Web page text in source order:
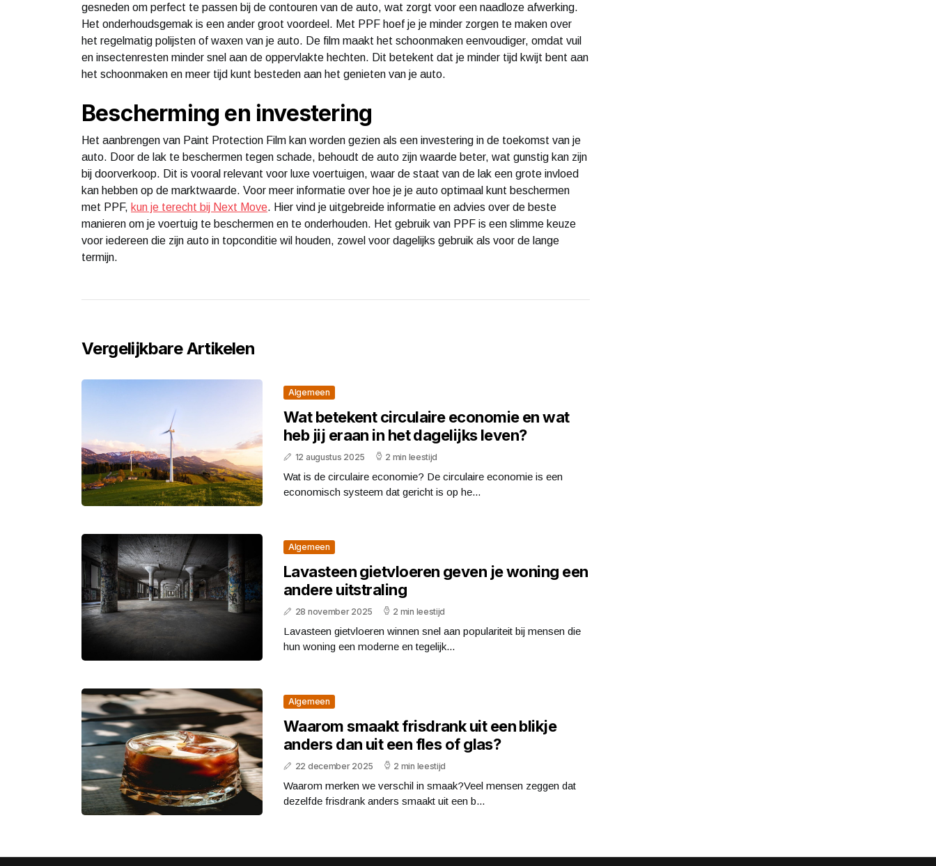
gesneden om perfect te passen bij de contouren van de auto, wat zorgt voor een naadloze afwerking.
Het onderhoudsgemak is een ander groot voordeel. Met PPF hoef je je minder zorgen te maken over
het regelmatig polijsten of waxen van je auto. De film maakt het schoonmaken eenvoudiger, omdat vuil
en insectenresten minder snel aan de oppervlakte hechten. Dit betekent dat je minder tijd kwijt bent aan
het schoonmaken en meer tijd kunt besteden aan het genieten van je auto.
Bescherming en investering
Het aanbrengen van Paint Protection Film kan worden gezien als een investering in de toekomst van je
auto. Door de lak te beschermen tegen schade, behoudt de auto zijn waarde beter, wat gunstig kan zijn
bij doorverkoop. Dit is vooral relevant voor luxe voertuigen, waar de staat van de lak een grote invloed
kan hebben op de marktwaarde. Voor meer informatie over hoe je je auto optimaal kunt beschermen
met PPF, kun je terecht bij Next Move. Hier vind je uitgebreide informatie en advies over de beste
manieren om je voertuig te beschermen en te onderhouden. Het gebruik van PPF is een slimme keuze
voor iedereen die zijn auto in topconditie wil houden, zowel voor dagelijks gebruik als voor de lange
termijn.
Vergelijkbare Artikelen
Algemeen
Wat betekent circulaire economie en wat
heb jij eraan in het dagelijks leven?
12 augustus 2025 2 min leestijd
Wat is de circulaire economie? De circulaire economie is een
economisch systeem dat gericht is op he...
Algemeen
Lavasteen gietvloeren geven je woning een
andere uitstraling
28 november 2025 2 min leestijd
Lavasteen gietvloeren winnen snel aan populariteit bij mensen die
hun woning een moderne en tegelijk...
Algemeen
Waarom smaakt frisdrank uit een blikje
anders dan uit een fles of glas?
22 december 2025 2 min leestijd
Waarom merken we verschil in smaak?Veel mensen zeggen dat
dezelfde frisdrank anders smaakt uit een b...